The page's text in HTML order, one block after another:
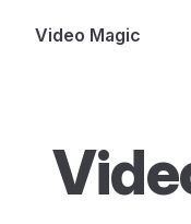
Skip to content
Video Magic